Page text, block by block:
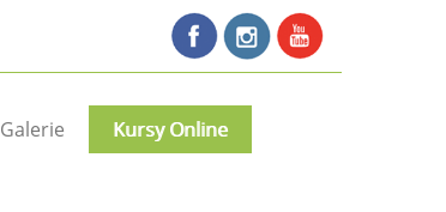
Galerie Kursy Online